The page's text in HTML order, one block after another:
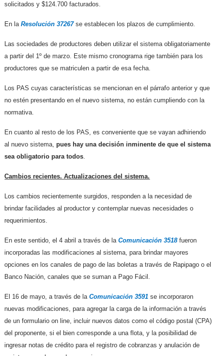
solicitados y $124.700 facturados.
En laResolución 37267se establecen los plazos de cumplimiento.
Las sociedades de productores deben utilizar el sistema obligatoriamente
a partir del 1º de marzo. Este mismo cronograma rige también para los
productores que se matriculen a partir de esa fecha.
Los PAS cuyas características se mencionan en el párrafo anterior y que
no estén presentando en el nuevo sistema, no están cumpliendo con la
normativa.
En cuanto al resto de los PAS, es conveniente que se vayan adhiriendo
al nuevo sistema,pues hay una decisión inminente de que el sistema
sea obligatorio para todos.
Cambios recientes. Actualizaciones del sistema.
Los cambios recientemente surgidos, responden a la necesidad de
brindar facilidades al productor y contemplar nuevas necesidades o
requerimientos.
En este sentido, el 4 abril a través de laComunicación 3518fueron
incorporadas las modificaciones al sistema, para brindar mayores
opciones en los canales de pago de las boletas a través de Rapipago o el
Banco Nación, canales que se suman a Pago Fácil.
El 16 de mayo, a través de laComunicación 3591 se incorporaron
nuevas modificaciones, para agregar la carga de la información a través
de un formulario on line, incluir nuevos datos como el código postal (CPA)
del proponente, si el bien corresponde a una flota, y la posibilidad de
ingresar notas de crédito para el registro de cobranzas y anulación de